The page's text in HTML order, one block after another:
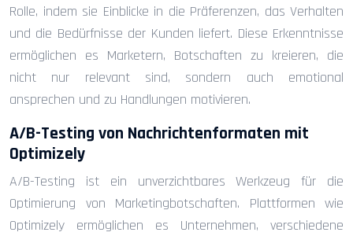
Rolle, indem sie Einblicke in die Präferenzen, das Verhalten
und die Bedürfnisse der Kunden liefert. Diese Erkenntnisse
ermöglichen es Marketern, Botschaften zu kreieren, die
nicht nur relevant sind, sondern auch emotional
ansprechen und zu Handlungen motivieren.
A/B-Testing von Nachrichtenformaten mit
Optimizely
A/B-Testing ist ein unverzichtbares Werkzeug für die
Optimierung von Marketingbotschaften. Plattformen wie
Optimizely ermöglichen es Unternehmen, verschiedene